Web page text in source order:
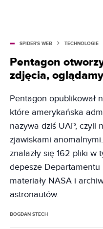
SPIDER'S WEB TECHNOLOGIE
Pentagon
zdjęcia,
Pentagon opublikował
które amerykańska
nazywa dziś UAP, czyli
zjawiskami
znalazły się 162 pliki w
depesze
materiały NASA i
astronautów.
BOGDAN STECH